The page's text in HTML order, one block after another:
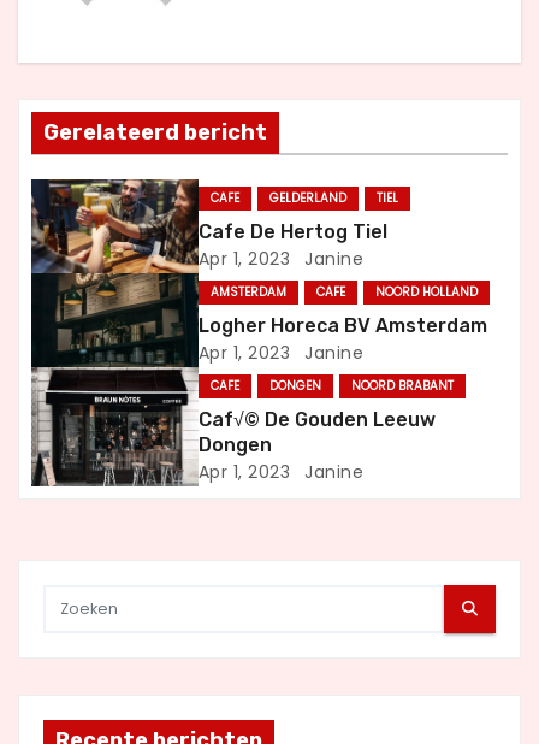
h
t
n
a
v
g
a
t
Gerelateerd bericht
CAFE GELDERLAND TIEL
Cafe De Hertog Tiel
Apr 1, 2023 Janine
AMSTERDAM CAFE NOORD HOLLAND
Logher Horeca BV Amsterdam
Apr 1, 2023 Janine
CAFE DONGEN NOORD BRABANT
Caf√© De Gouden Leeuw
Dongen
Apr 1, 2023 Janine